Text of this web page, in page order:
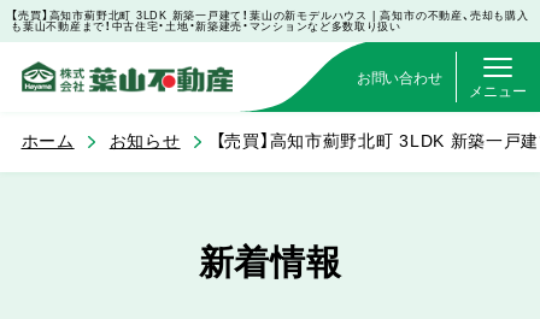
【売買】高知市薊野北町 3LDK 新築一戸建て！葉山の新モデルハウス | 高知市の不動産、売却も購入
も葉山不動産まで！中古住宅・土地・新築建売・マンションなど多数取り扱い
お問い合わせ
メニュー
ホーム お知らせ 【売買】高知市薊野北町 3LDK 新築一戸
新着情報